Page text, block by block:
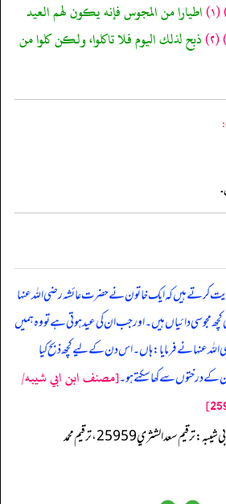
(١) اطيارا من المجوس فإنه يكون لهم العيد
(٢) ذبح لذلك اليوم فلا تاكلوا، ولكن كلوا من
کرتے ہیں کہ ایک خاتون نے حضرت عائشہ رضی اللہ عنہا
مجوسی دائیاں ہیں۔ اور جب ان کی عید ہوتی ہے تو وہ ہمیں
عنہا نے فرمایا: ہاں۔ اس دن کے لیے کچھ ذبح کیا
کے درختوں سے کھا سکتے ہو۔[مصنف ابن ابي شيبه/
(مصنف ابن ابي شيبه: ترقيم سعد الشثري 25959، ترقيم محمد